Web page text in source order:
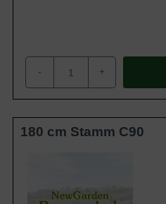
- +
180 cm Stamm C90